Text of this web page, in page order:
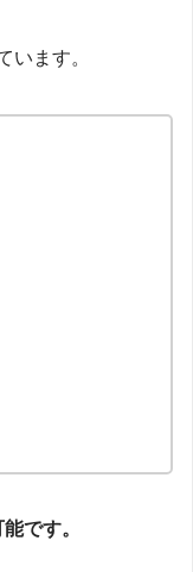
います。
です。